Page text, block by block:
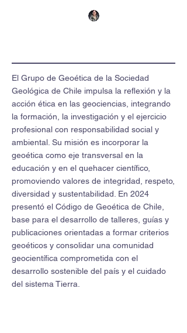
El Grupo de Geoética de la Sociedad
Geológica de Chile impulsa la reflexión y la
acción ética en las geociencias, integrando
la formación, la investigación y el ejercicio
profesional con responsabilidad social y
ambiental. Su misión es incorporar la
geoética como eje transversal en la
educación y en el quehacer científico,
promoviendo valores de integridad, respeto,
diversidad y sustentabilidad. En 2024
presentó el Código de Geoética de Chile,
base para el desarrollo de talleres, guías y
publicaciones orientadas a formar criterios
geoéticos y consolidar una comunidad
geocientífica comprometida con el
desarrollo sostenible del país y el cuidado
del sistema Tierra.